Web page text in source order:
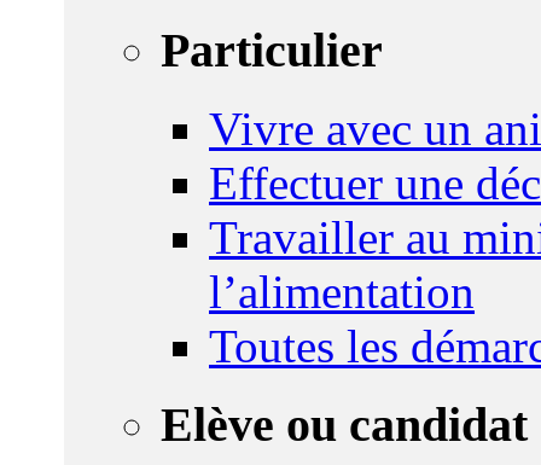
Particulier
Vivre avec un
Effectuer une
Travailler au
l’alimentation
Toutes les
Elève ou candidat